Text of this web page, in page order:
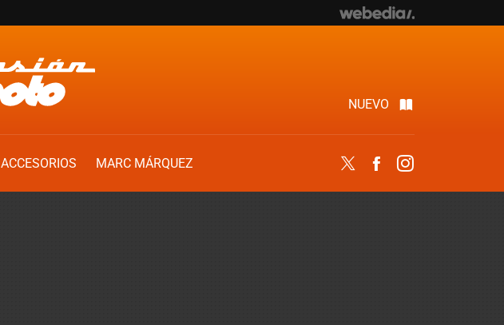
NUEVO
ACCESORIOS
MARC MÁRQUEZ
Twitter Facebook